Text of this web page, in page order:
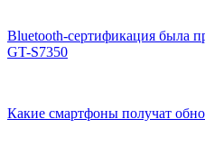
Bluetooth-сертификация была
GT-S7350
Какие смартфоны получат